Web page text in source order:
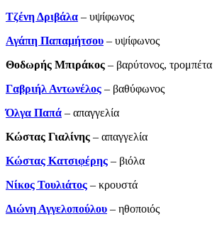
Τζένη Δριβάλα – υψίφωνος
Αγάπη Παπαμήτσου – υψίφωνος
Θοδωρής Μπιράκος – βαρύτονος, τρομπέτα
Γαβριήλ Αντωνέλος – βαθύφωνος
Όλγα Παπά – απαγγελία
Κώστας Γιαλίνης ­– απαγγελία
Κώστας Κατσιφέρης – βιόλα
Νίκος Τουλιάτος – κρουστά
Διώνη Αγγελοπούλου – ηθοποιός